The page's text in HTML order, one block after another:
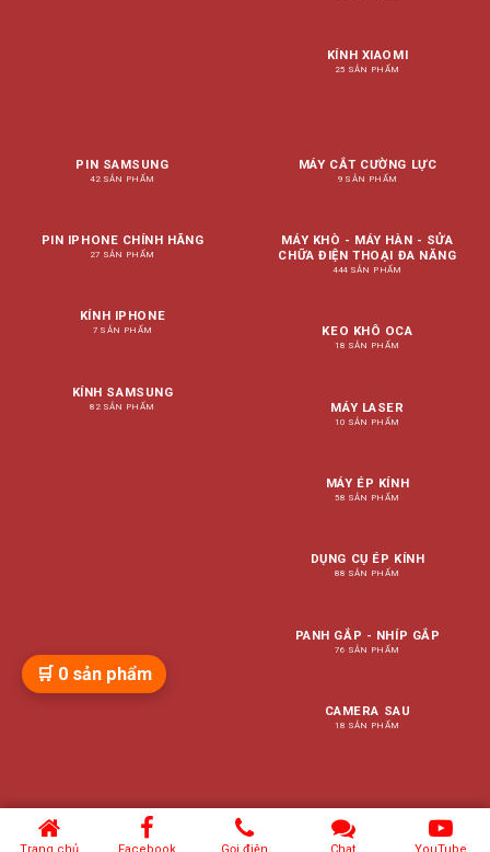
KÍNH XIAOMI
25 SẢN PHẨM
PIN SAMSUNG
42 SẢN PHẨM
PIN IPHONE CHÍNH HÃNG
27 SẢN PHẨM
KÍNH IPHONE
7 SẢN PHẨM
KÍNH SAMSUNG
82 SẢN PHẨM
MÁY CẮT CƯỜNG LỰC
9 SẢN PHẨM
MÁY KHÒ - MÁY HÀN - SỬA
CHỮA ĐIỆN THOẠI ĐA NĂNG
444 SẢN PHẨM
KEO KHÔ OCA
18 SẢN PHẨM
MÁY LASER
10 SẢN PHẨM
MÁY ÉP KÍNH
58 SẢN PHẨM
DỤNG CỤ ÉP KÍNH
88 SẢN PHẨM
PANH GẮP - NHÍP GẮP
76 SẢN PHẨM
CAMERA SAU
18 SẢN PHẨM
🛒 0 sản phẩm